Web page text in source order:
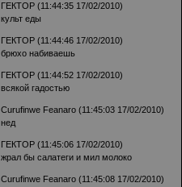
ГЕКТОР (11:44:35 17/02/2010)
культ еды
ГЕКТОР (11:44:46 17/02/2010)
брюхо набиваешь
ГЕКТОР (11:44:52 17/02/2010)
всякой гадостью
Curufinwe Feanaro (11:45:03 17/02/2010)
нед
ГЕКТОР (11:45:06 17/02/2010)
жрал бы салатеги и мил молоко
Curufinwe Feanaro (11:45:08 17/02/2010)